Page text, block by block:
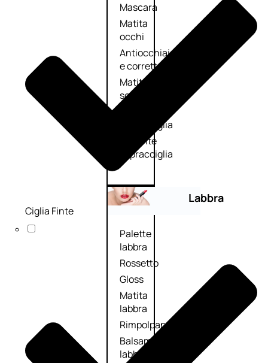
Mascara
Matita
occhi
Antiocchiaie
e correttori
Matita
sopracciglia
sopracciglia
Fissante
sopracciglia
Labbra
Palette
labbra
Rossetto
Gloss
Matita
labbra
Rimpolpante
Balsamo
labbra
Ciglia Finte